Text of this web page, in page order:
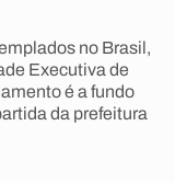
no Brasil,
Executiva de
é a fundo
da prefeitura